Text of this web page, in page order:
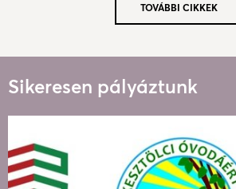
TOVÁBBI CIKKEK
Sikeresen pályáztunk